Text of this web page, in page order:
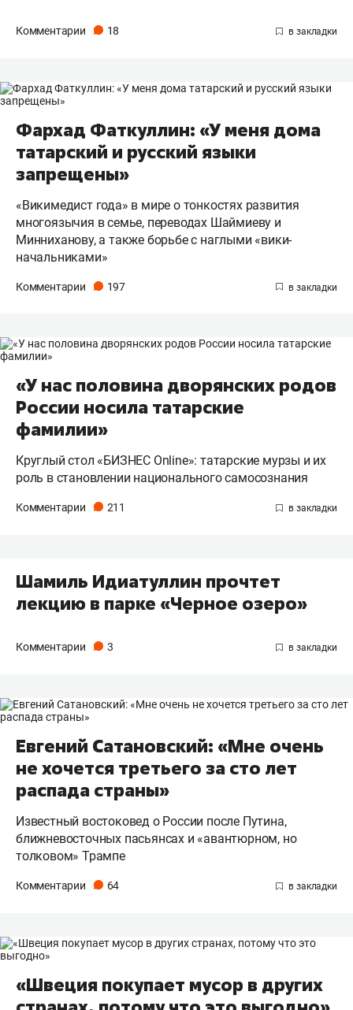
Комментарии 18
Фархад Фаткуллин: «У меня дома
татарский и русский языки
запрещены»
«Викимедист года» в мире о тонкостях развития
многоязычия в семье, переводах Шаймиеву и
Минниханову, а также борьбе с наглыми «вики-
начальниками»
Комментарии 197
«У нас половина дворянских родов
России носила татарские
фамилии»
Круглый стол «БИЗНЕС Online»: татарские мурзы и их
роль в становлении национального самосознания
Комментарии 211
Шамиль Идиатуллин прочтет
лекцию в парке «Черное озеро»
Комментарии 3
Евгений Сатановский: «Мне очень
не хочется третьего за сто лет
распада страны»
Известный востоковед о России после Путина,
ближневосточных пасьянсах и «авантюрном, но
толковом» Трампе
Комментарии 64
«Швеция покупает мусор в других